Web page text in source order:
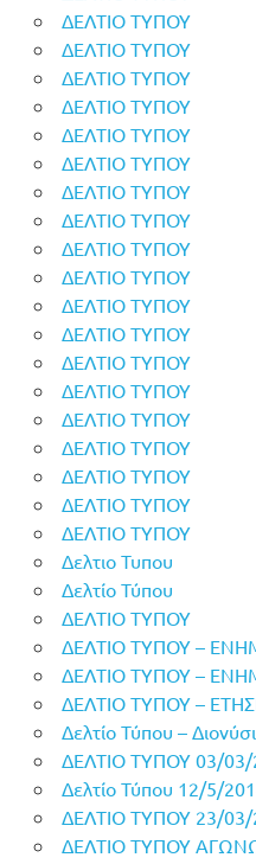
ΔΕΛΤΙΟ ΤΥΠΟΥ
ΔΕΛΤΙΟ ΤΥΠΟΥ
ΔΕΛΤΙΟ ΤΥΠΟΥ
ΔΕΛΤΙΟ ΤΥΠΟΥ
ΔΕΛΤΙΟ ΤΥΠΟΥ
ΔΕΛΤΙΟ ΤΥΠΟΥ
ΔΕΛΤΙΟ ΤΥΠΟΥ
ΔΕΛΤΙΟ ΤΥΠΟΥ
ΔΕΛΤΙΟ ΤΥΠΟΥ
ΔΕΛΤΙΟ ΤΥΠΟΥ
ΔΕΛΤΙΟ ΤΥΠΟΥ
ΔΕΛΤΙΟ ΤΥΠΟΥ
ΔΕΛΤΙΟ ΤΥΠΟΥ
ΔΕΛΤΙΟ ΤΥΠΟΥ
ΔΕΛΤΙΟ ΤΥΠΟΥ
ΔΕΛΤΙΟ ΤΥΠΟΥ
ΔΕΛΤΙΟ ΤΥΠΟΥ
ΔΕΛΤΙΟ ΤΥΠΟΥ
ΔΕΛΤΙΟ ΤΥΠΟΥ
Δελτιο Τυπου
Δελτίο Τύπου
ΔΕΛΤΙΟ ΤΥΠΟΥ
ΔΕΛΤΙΟ ΤΥΠΟΥ –
ΔΕΛΤΙΟ ΤΥΠΟΥ –
ΔΕΛΤΙΟ ΤΥΠΟΥ –
Δελτίο Τύπου –
ΔΕΛΤΙΟ ΤΥΠΟΥ 03/03/
Δελτίο Τύπου 12/5/
ΔΕΛΤΙΟ ΤΥΠΟΥ 23/03/
ΔΕΛΤΙΟ ΤΥΠΟΥ